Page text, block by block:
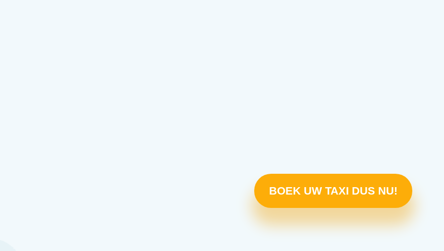
BOEK UW TAXI DUS NU!